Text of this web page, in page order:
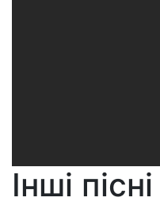
Інші пісні